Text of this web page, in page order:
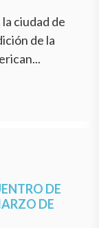
ciudad de
de la
DE
DE